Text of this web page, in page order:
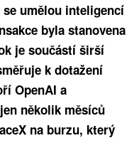
umělou inteligencí
byla stanovena
je součástí širší
k dotažení
OpenAI a
několik měsíců
na burzu, který